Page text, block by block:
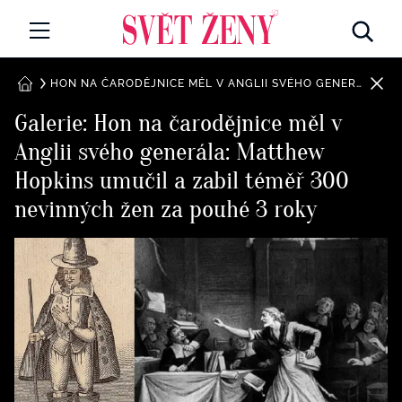
MÓDA A KRÁSA
CELEBRITY
Všechny kategorie
Rozhovory
RETROHUBKY
PSYCHOLOGIE
Všechny kategorie
Seberozvoj
ZDRAVÍ
Všechny kategorie
Životní styl
ZÁBAVA
Všechny kategorie
Testy a kvízy
BYDLENÍ
Všechny kategorie
DOMŮ HON NA ČARODĚJNICE MĚL V ANGLII SVÉHO GENERÁLA: MATTHEW HOPKINS UMUČIL A ZABIL TÉMĚŘ 300 NEVINNÝCH ŽEN ZA POUHÉ 3 ROKY
Galerie: Hon na čarodějnice měl v
Anglii svého generála: Matthew
Hopkins umučil a zabil téměř 300
nevinných žen za pouhé 3 roky